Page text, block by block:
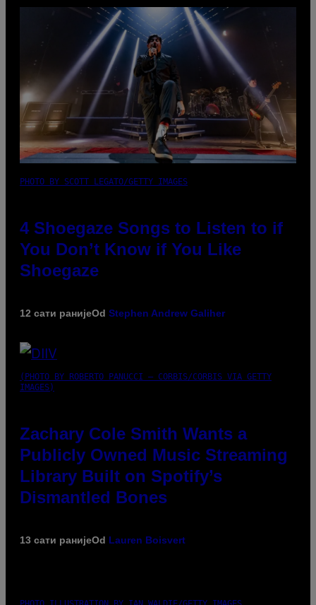
PHOTO BY SCOTT LEGATO/GETTY IMAGES
4 Shoegaze Songs to Listen to if
You Don’t Know if You Like
Shoegaze
12 сати ранијеOd Stephen Andrew Galiher
(PHOTO BY ROBERTO PANUCCI – CORBIS/CORBIS VIA GETTY
IMAGES)
Zachary Cole Smith Wants a
Publicly Owned Music Streaming
Library Built on Spotify’s
Dismantled Bones
13 сати ранијеOd Lauren Boisvert